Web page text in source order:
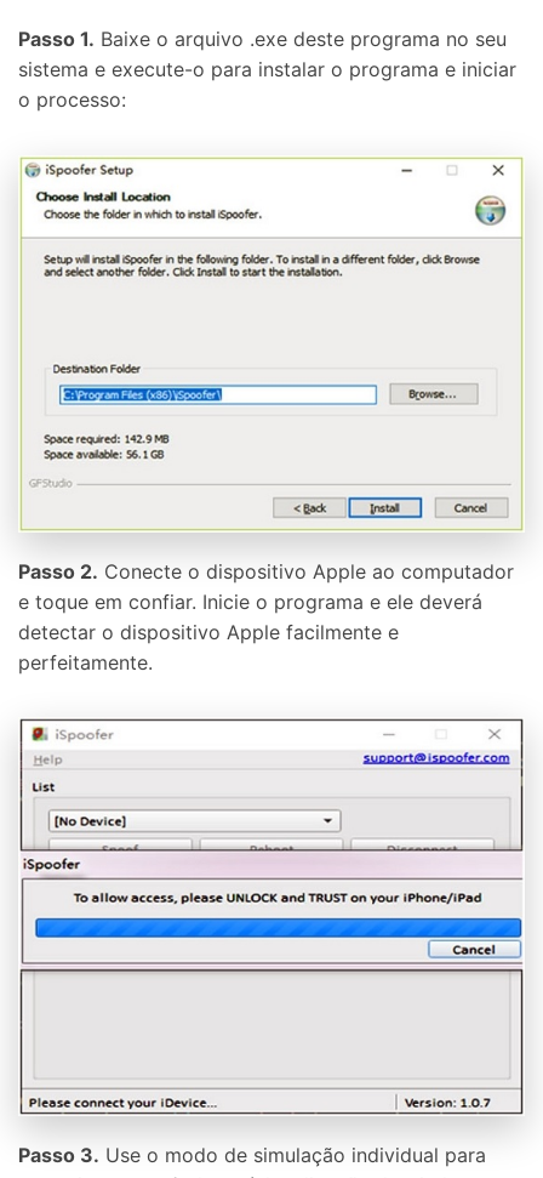
Passo 1. Baixe o arquivo .exe deste programa no seu
sistema e execute-o para instalar o programa e iniciar
o processo:
Passo 2. Conecte o dispositivo Apple ao computador
e toque em confiar. Inicie o programa e ele deverá
detectar o dispositivo Apple facilmente e
perfeitamente.
Passo 3. Use o modo de simulação individual para